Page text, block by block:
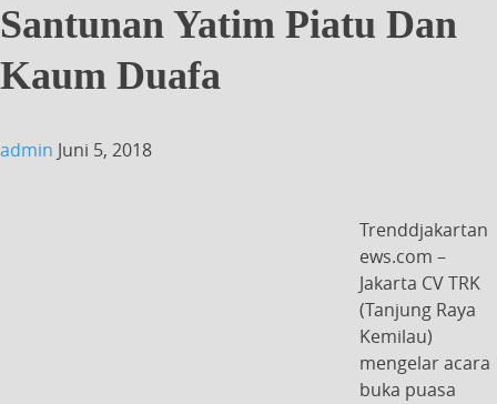
Santunan Yatim Piatu Dan
Kaum Duafa
admin Juni 5, 2018
Trenddjakartan
ews.com –
Jakarta CV TRK
(Tanjung Raya
Kemilau)
mengelar acara
buka puasa